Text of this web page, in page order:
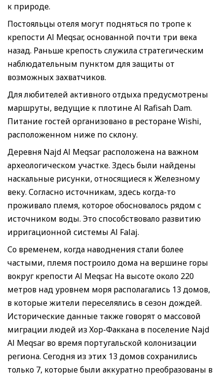
к природе.
Постояльцы отеля могут подняться по тропе к
крепости Al Meqsar, основанной почти три века
назад. Раньше крепость служила стратегическим
наблюдательным пунктом для защиты от
возможных захватчиков.
Для любителей активного отдыха предусмотрены
маршруты, ведущие к плотине Al Rafisah Dam.
Питание гостей организовано в ресторане Wishi,
расположенном ниже по склону.
Деревня Najd Al Meqsar расположена на важном
археологическом участке. Здесь были найдены
наскальные рисунки, относящиеся к Железному
веку. Согласно источникам, здесь когда-то
проживало племя, которое обосновалось рядом с
источником воды. Это способствовало развитию
ирригационной системы Al Falaj.
Со временем, когда наводнения стали более
частыми, племя построило дома на вершине горы
вокруг крепости Al Meqsar. На высоте около 220
метров над уровнем моря располагались 13 домов,
в которые жители переселялись в сезон дождей.
Исторические данные также говорят о массовой
миграции людей из Хор-Факкана в поселение Najd
Al Meqsar во время португальской колонизации
региона. Сегодня из этих 13 домов сохранились
только 7, которые были аккуратно преобразованы в